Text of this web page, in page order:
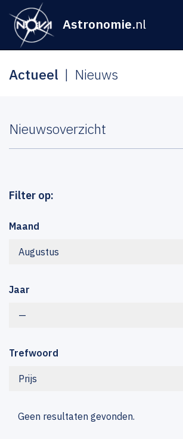
Astronomie.nl
Actueel Nieuws
Nieuwsoverzicht
Filter op:
Maand
Augustus
Jaar
—
Trefwoord
Prijs
Geen resultaten gevonden.